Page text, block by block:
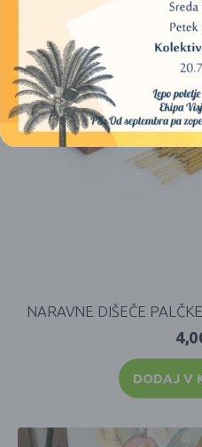
NARAVNE DIŠEČE
DODAJ V